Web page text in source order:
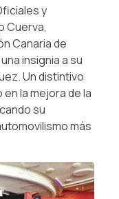
y
Cuerva,
Canaria de
insignia a su
Un distintivo
la mejora de la
su
más